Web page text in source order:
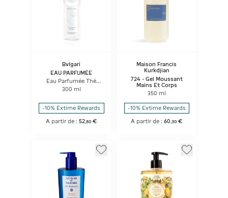
Bvlgari
EAU PARFUMÉE
Eau Parfumée Thé
Blanc Shower Gel
300 ml
-10% Extime Rewards
A partir de :52,80 €
Maison Francis
Kurkdjian
724 - Gel Moussant
Mains Et Corps
350 ml
-10% Extime Rewards
A partir de :60,30 €